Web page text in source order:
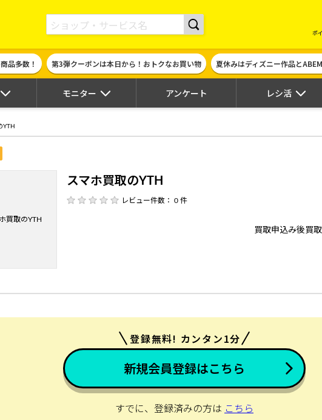
ポイント貯めて現金やギフト券に交換できるポイントサイト | ハピタス
ポ
品多数！ 第3弾クーポンは本日から！おトクなお買い物 夏休みはディズニー作品と
モニター アンケート レシ活
YTH
スマホ買取のYTH
レビュー件数： 0 件
買取申込み後買
登録無料! カンタン1分
新規会員登録はこちら
すでに、登録済みの方は こちら